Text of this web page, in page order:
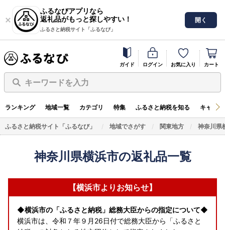
ふるなびアプリなら
返礼品がもっと探しやすい！
ふるさと納税サイト「ふるなび」
開く
ガイド ログイン お気に入り カート
キーワードを入力
ランキング 地域一覧 カテゴリ 特集 ふるさと納税を知る キャン
ふるさと納税サイト「ふるなび」 地域でさがす 関東地方 神奈川県
神奈川県横浜市の返礼品一覧
【横浜市よりお知らせ】
◆横浜市の「ふるさと納税」総務大臣からの指定について◆
横浜市は、令和７年９月26日付で総務大臣から「ふるさと